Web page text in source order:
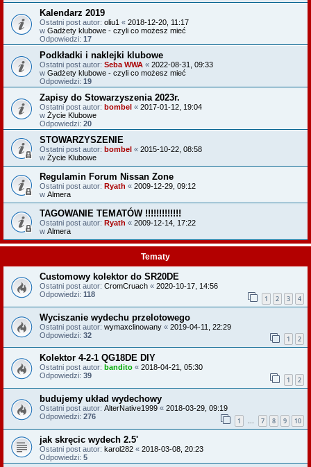
Kalendarz 2019
Ostatni post autor: oliu1 « 2018-12-20, 11:17
w Gadżety klubowe - czyli co możesz mieć
Odpowiedzi: 17
Podkładki i naklejki klubowe
Ostatni post autor: Seba WWA « 2022-08-31, 09:33
w Gadżety klubowe - czyli co możesz mieć
Odpowiedzi: 19
Zapisy do Stowarzyszenia 2023r.
Ostatni post autor: bombel « 2017-01-12, 19:04
w Życie Klubowe
Odpowiedzi: 20
STOWARZYSZENIE
Ostatni post autor: bombel « 2015-10-22, 08:58
w Życie Klubowe
Regulamin Forum Nissan Zone
Ostatni post autor: Ryath « 2009-12-29, 09:12
w Almera
TAGOWANIE TEMATÓW !!!!!!!!!!!!!
Ostatni post autor: Ryath « 2009-12-14, 17:22
w Almera
Tematy
Customowy kolektor do SR20DE
Ostatni post autor: CromCruach « 2020-10-17, 14:56
Odpowiedzi: 118 1 2 3 4
Wyciszanie wydechu przelotowego
Ostatni post autor: wymaxclinowany « 2019-04-11, 22:29
Odpowiedzi: 32 1 2
Kolektor 4-2-1 QG18DE DIY
Ostatni post autor: bandito « 2018-04-21, 05:30
Odpowiedzi: 39 1 2
budujemy układ wydechowy
Ostatni post autor: AlterNative1999 « 2018-03-29, 09:19
Odpowiedzi: 276 1 … 7 8 9 10
jak skręcic wydech 2.5'
Ostatni post autor: karol282 « 2018-03-08, 20:23
Odpowiedzi: 5